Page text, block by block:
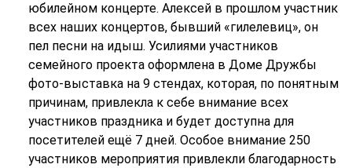
юбилейном концерте. Алексей в прошлом участник
всех наших концертов, бывший «гилелевиц», он
пел песни на идыш. Усилиями участников
семейного проекта оформлена в Доме Дружбы
фото-выставка на 9 стендах, которая, по понятным
причинам, привлекла к себе внимание всех
участников праздника и будет доступна для
посетителей ещё 7 дней. Особое внимание 250
участников мероприятия привлекли благодарность